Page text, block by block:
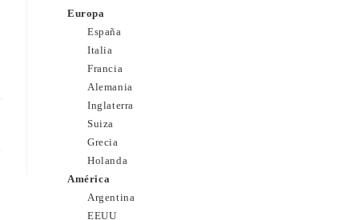
Europa
España
Italia
Francia
Alemania
Inglaterra
Suiza
Grecia
Holanda
América
Argentina
EEUU